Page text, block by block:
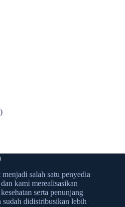
salah satu penyedia
kami merealisasikan
serta penunjang
didistribusikan lebih